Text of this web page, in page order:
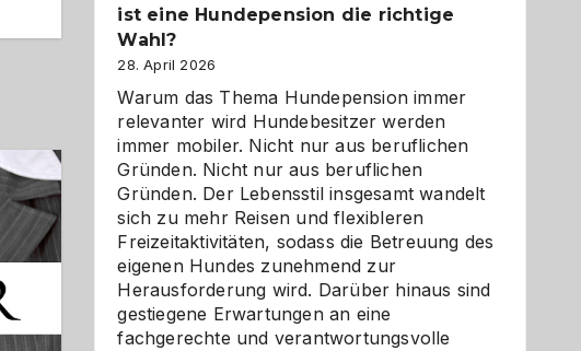
ist eine Hundepension die richtige
Wahl?
28. April 2026
Warum das Thema Hundepension immer
relevanter wird Hundebesitzer werden
immer mobiler. Nicht nur aus beruflichen
Gründen. Nicht nur aus beruflichen
Gründen. Der Lebensstil insgesamt wandelt
sich zu mehr Reisen und flexibleren
Freizeitaktivitäten, sodass die Betreuung des
eigenen Hundes zunehmend zur
Herausforderung wird. Darüber hinaus sind
gestiegene Erwartungen an eine
fachgerechte und verantwortungsvolle